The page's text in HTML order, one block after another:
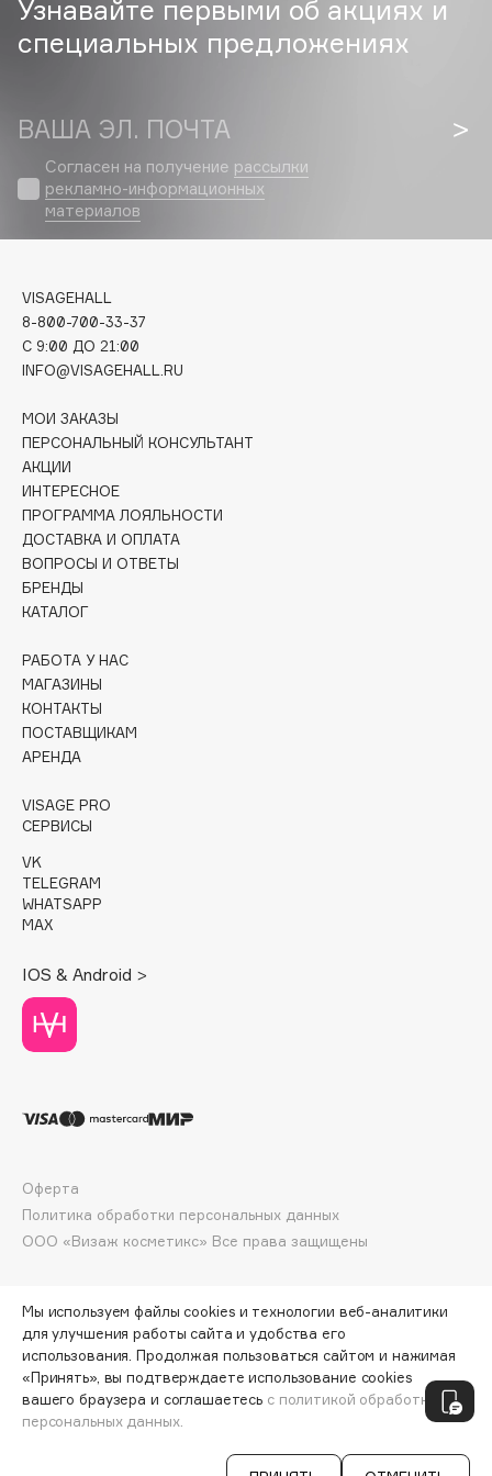
Cadence
Carmex
Carolina Herrera
Catrice
Celimax
Clarette
Clarins
Clarins Precious
Clinique
Clive Christian
Club De Nuit
Collagenina
Consly
Corimo
CosRX
Crescina
Cunzite
Curaprox
D
DABO
DARLING*
Davines
Deonica
Dessange
Dolce & Gabbana
Dorco
DP Daily Perfection
Dr. Vranjes Firenze
Dr.Ceuracle
Dr.Jart+
Dyson
ПО ЗОЛОТОЙ КАРТЕ:265 ₽
ДОБАВИТЬ В КОРЗИНУ 294 ₽
Узнавайте первыми об акциях и
специальных предложениях
ВАША ЭЛ. ПОЧТА
Согласен на получение рассылки
рекламно-информационных
материалов
VISAGEHALL
8-800-700-33-37
C 9:00 ДО 21:00
INFO@VISAGEHALL.RU
МОИ ЗАКАЗЫ
ПЕРСОНАЛЬНЫЙ КОНСУЛЬТАНТ
АКЦИИ
ИНТЕРЕСНОЕ
ПРОГРАММА ЛОЯЛЬНОСТИ
ДОСТАВКА И ОПЛАТА
ВОПРОСЫ И ОТВЕТЫ
БРЕНДЫ
КАТАЛОГ
РАБОТА У НАС
МАГАЗИНЫ
КОНТАКТЫ
ПОСТАВЩИКАМ
АРЕНДА
VISAGE PRO
СЕРВИСЫ
VK
TELEGRAM
WHATSAPP
MAX
IOS & Android >
ООО «Визаж косметикс» Все права защищены
Оферта
Политика обработки персональных данных
Мы используем файлы cookies и технологии веб-аналитики
для улучшения работы сайта и удобства его
использования. Продолжая пользоваться сайтом и нажимая
«Принять», вы подтверждаете использование cookies
вашего браузера и соглашаетесь с политикой обработки
персональных данных.